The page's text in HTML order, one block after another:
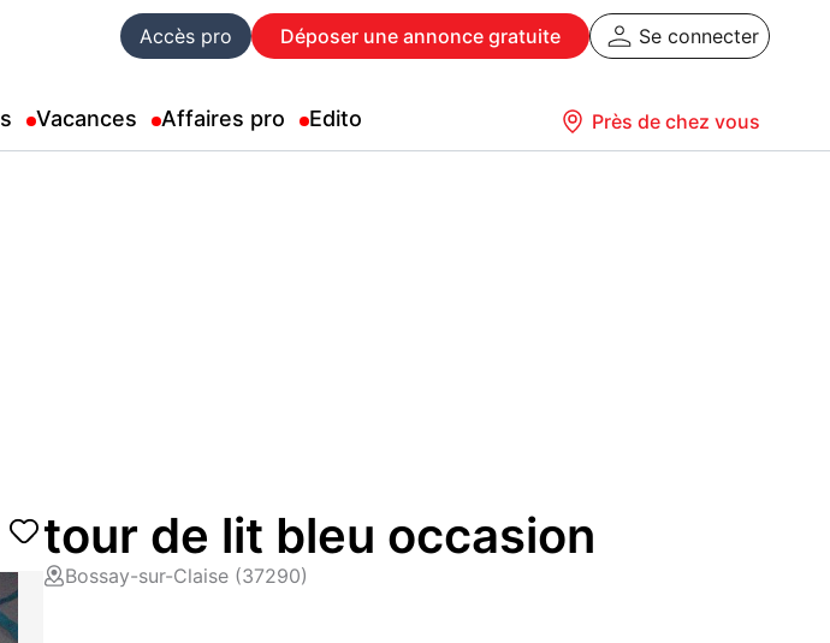
Accès pro Déposer une annonce gratuite Se connecter
Vacances Affaires pro Edito Près de chez vous
tour de lit bleu occasion
Bossay-sur-Claise (37290)